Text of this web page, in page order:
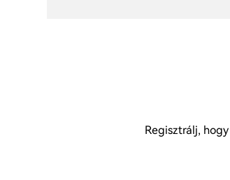
Regisztrálj,